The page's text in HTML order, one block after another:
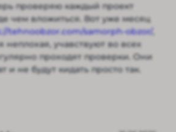
проверяю каждый проект
чем вложиться. Вот уже месяц
tehnoobzor.com/samorph-obzor/
неплохая, учавствуют во всех
проходят проверки. Они
и не будут кидать просто так.